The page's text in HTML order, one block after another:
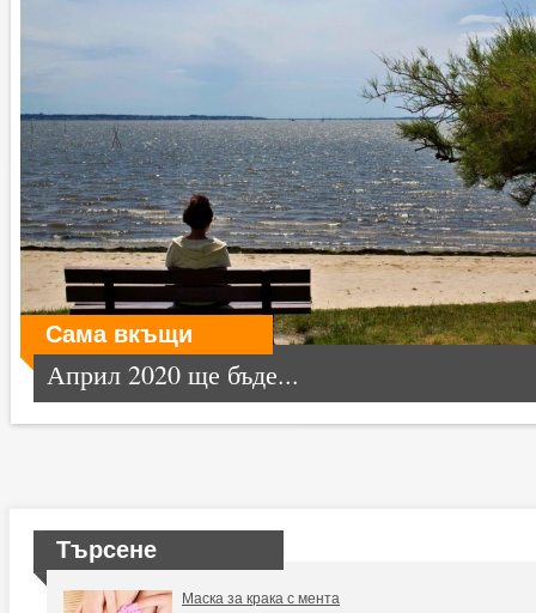
Сама вкъщи
Април 2020 ще бъде...
Търсене
Маска за крака с мента